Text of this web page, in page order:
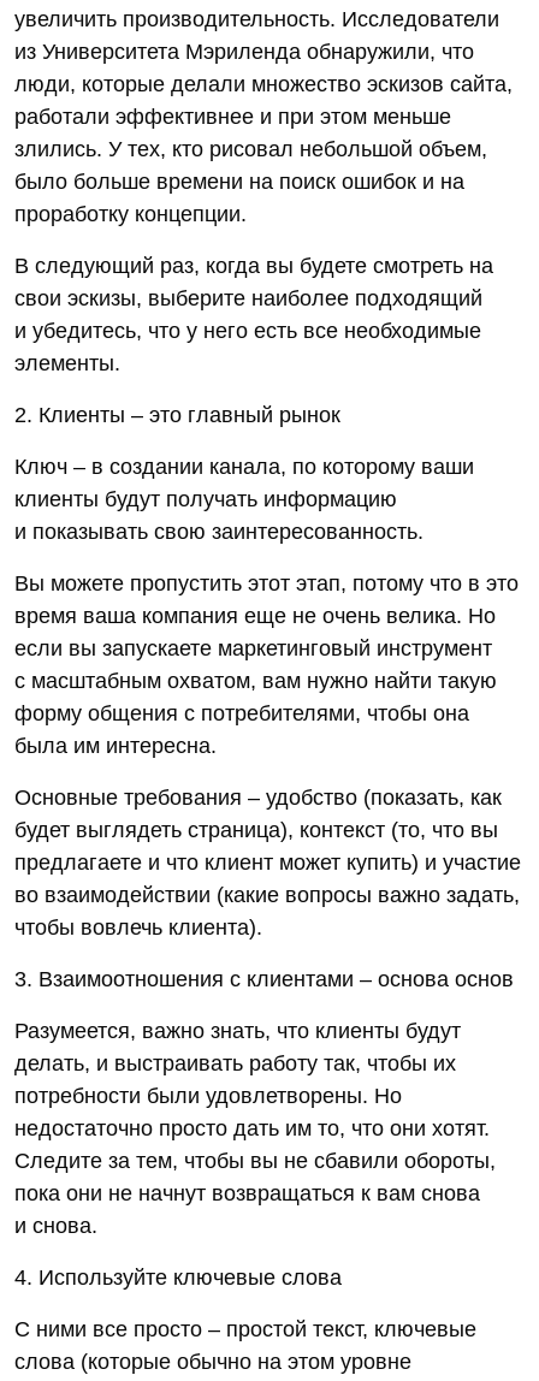
увеличить производительность. Исследователи
из Университета Мэриленда обнаружили, что
люди, которые делали множество эскизов сайта,
работали эффективнее и при этом меньше
злились. У тех, кто рисовал небольшой объем,
было больше времени на поиск ошибок и на
проработку концепции.
В следующий раз, когда вы будете смотреть на
свои эскизы, выберите наиболее подходящий
и убедитесь, что у него есть все необходимые
элементы.
2. Клиенты – это главный рынок
Ключ – в создании канала, по которому ваши
клиенты будут получать информацию
и показывать свою заинтересованность.
Вы можете пропустить этот этап, потому что в это
время ваша компания еще не очень велика. Но
если вы запускаете маркетинговый инструмент
с масштабным охватом, вам нужно найти такую
форму общения с потребителями, чтобы она
была им интересна.
Основные требования – удобство (показать, как
будет выглядеть страница), контекст (то, что вы
предлагаете и что клиент может купить) и участие
во взаимодействии (какие вопросы важно задать,
чтобы вовлечь клиента).
3. Взаимоотношения с клиентами – основа основ
Разумеется, важно знать, что клиенты будут
делать, и выстраивать работу так, чтобы их
потребности были удовлетворены. Но
недостаточно просто дать им то, что они хотят.
Следите за тем, чтобы вы не сбавили обороты,
пока они не начнут возвращаться к вам снова
и снова.
4. Используйте ключевые слова
С ними все просто – простой текст, ключевые
слова (которые обычно на этом уровне